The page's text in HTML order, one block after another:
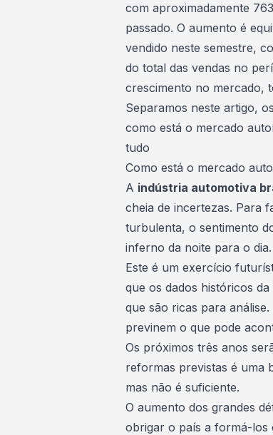
com aproximadamente
passado. O aumento é
vendido neste semestre,
do total das vendas no
crescimento no mercado,
Separamos neste artigo, os
como está o mercado
tudo
Como está o mercado
A indústria automotiva
cheia de incertezas. Para
turbulenta, o sentimento
inferno da noite para o dia.
Este é um exercício
que os dados históricos da
que são ricas para
previnem o que pode
Os próximos três anos
reformas previstas é uma
mas não é suficiente.
O aumento dos grandes
obrigar o país a formá-los